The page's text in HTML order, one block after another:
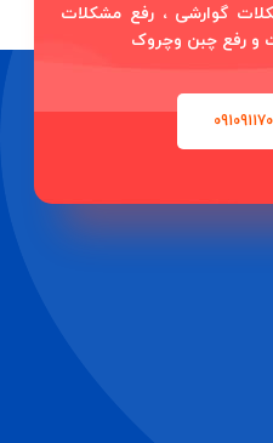
گوارشی ، رفع مشکلات
و رفع چبن وچروک